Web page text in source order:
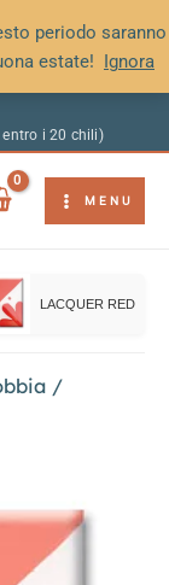
periodo saranno
estate! Ignora
i 20 chili)
MENU
LACQUER RED
/